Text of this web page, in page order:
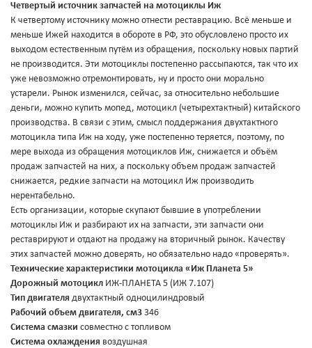
Четвертый источник запчастей на мотоциклы Иж
К четвертому источнику можно отнести реставрацию. Всё меньше и
меньше Ижей находится в обороте в РФ, это обусловлено просто их
выходом естественным путём из обращения, поскольку новых партий
не производится. Эти мотоциклы постепенно рассыпаются, так что их
уже невозможно отремонтировать, ну и просто они морально
устарели. Рынок изменился, сейчас, за относительно небольшие
деньги, можно купить мопед, мотоцикл (четырехтактный) китайского
производства. В связи с этим, смысл поддержания двухтактного
мотоцикла типа Иж на ходу, уже постепенно теряется, поэтому, по
мере выхода из обращения мотоциклов Иж, снижается и объём
продаж запчастей на них, а поскольку объем продаж запчастей
снижается, редкие запчасти на мотоцикл Иж производить
нерентабельно.
Есть организации, которые скупают бывшие в употреблении
мотоциклы Иж и разбирают их на запчасти, эти запчасти они
реставрируют и отдают на продажу на вторичный рынок. Качеству
этих запчастей можно доверять, но обязательно надо «проверять».
Технические характеристики мотоцикла «Иж Планета 5»
Дорожный мотоцикл ИЖ-ПЛАНЕТА 5 (ИЖ 7.107)
Тип двигателя двухтактный одноцилиндровый
Рабочий объем двигателя, см3 346
Система смазки совместно с топливом
Система охлаждения воздушная